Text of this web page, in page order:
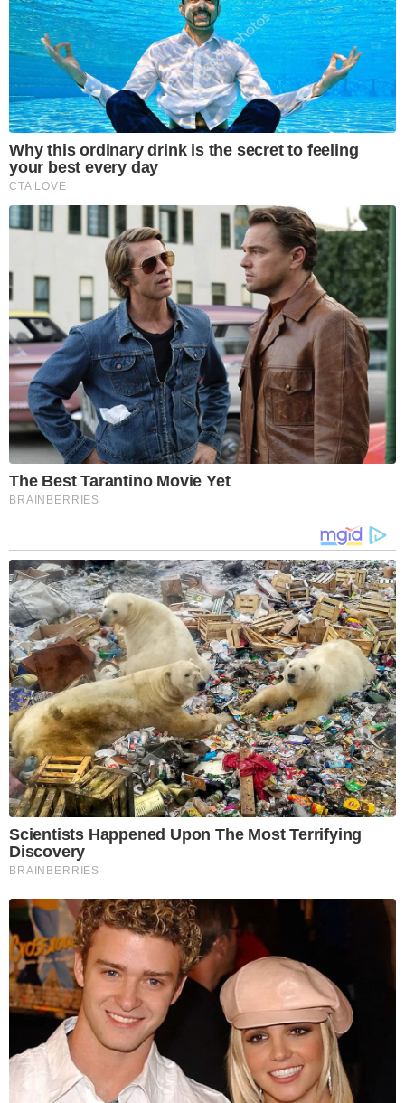
Why this ordinary drink is the secret to feeling
your best every day
CTA LOVE
The Best Tarantino Movie Yet
BRAINBERRIES
Scientists Happened Upon The Most Terrifying
Discovery
BRAINBERRIES